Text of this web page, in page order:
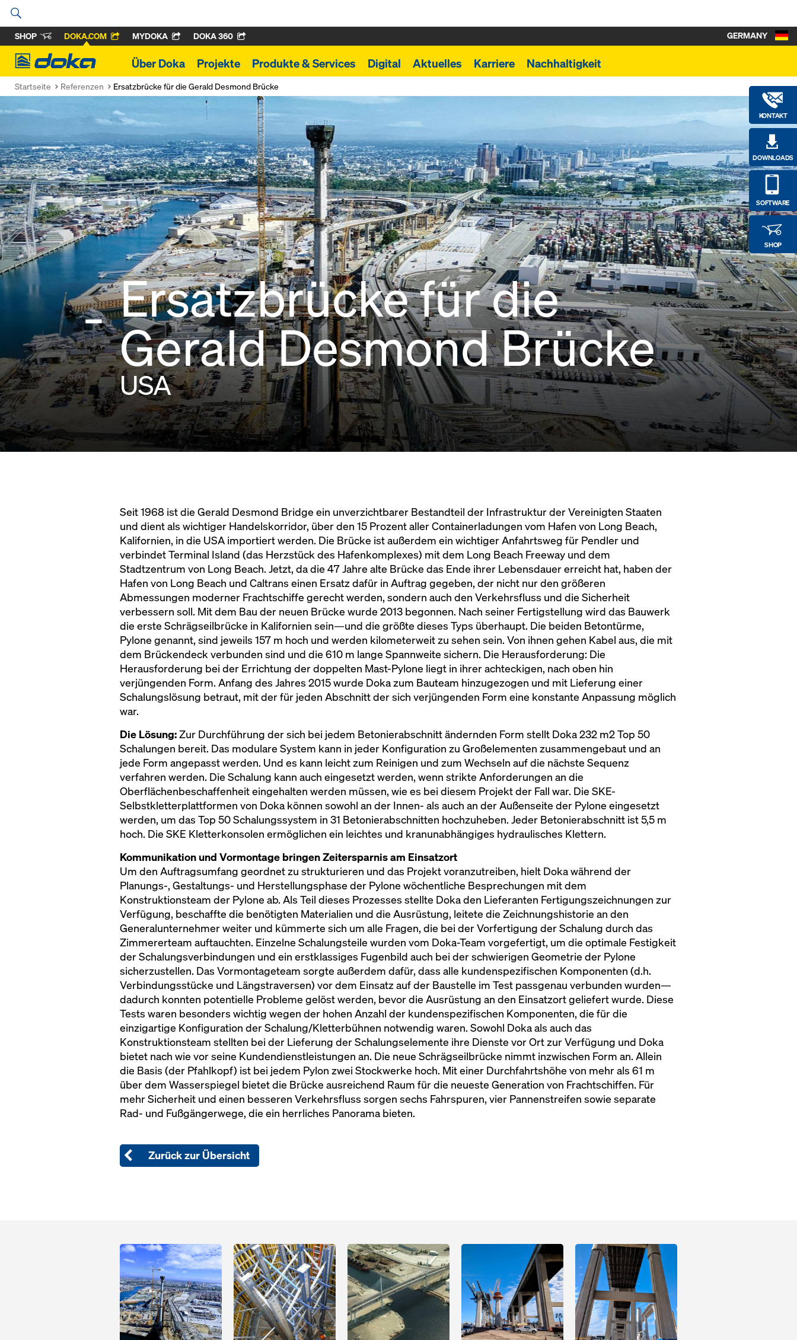
SHOP DOKA.COM MYDOKA DOKA 360
Doka
Über Doka Projekte Produkte & Services Digital Aktuelles Karriere Nachhaltigkeit
KONTAKT
DOWNLOADS
SOFTWARE
SHOP
GERMANY
Startseite Referenzen Ersatzbrücke für die Gerald Desmond Brücke
Ersatzbrücke für die
Gerald Desmond Brücke
USA
Seit 1968 ist die Gerald Desmond Bridge ein unverzichtbarer Bestandteil der Infrastruktur der Vereinigten Staaten
und dient als wichtiger Handelskorridor, über den 15 Prozent aller Containerladungen vom Hafen von Long Beach,
Kalifornien, in die USA importiert werden. Die Brücke ist außerdem ein wichtiger Anfahrtsweg für Pendler und
verbindet Terminal Island (das Herzstück des Hafenkomplexes) mit dem Long Beach Freeway und dem
Stadtzentrum von Long Beach. Jetzt, da die 47 Jahre alte Brücke das Ende ihrer Lebensdauer erreicht hat, haben der
Hafen von Long Beach und Caltrans einen Ersatz dafür in Auftrag gegeben, der nicht nur den größeren
Abmessungen moderner Frachtschiffe gerecht werden, sondern auch den Verkehrsfluss und die Sicherheit
verbessern soll. Mit dem Bau der neuen Brücke wurde 2013 begonnen. Nach seiner Fertigstellung wird das Bauwerk
die erste Schrägseilbrücke in Kalifornien sein—und die größte dieses Typs überhaupt. Die beiden Betontürme,
Pylone genannt, sind jeweils 157 m hoch und werden kilometerweit zu sehen sein. Von ihnen gehen Kabel aus, die mit
dem Brückendeck verbunden sind und die 610 m lange Spannweite sichern. Die Herausforderung: Die
Herausforderung bei der Errichtung der doppelten Mast-Pylone liegt in ihrer achteckigen, nach oben hin
verjüngenden Form. Anfang des Jahres 2015 wurde Doka zum Bauteam hinzugezogen und mit Lieferung einer
Schalungslösung betraut, mit der für jeden Abschnitt der sich verjüngenden Form eine konstante Anpassung möglich
war.
Die Lösung:Zur Durchführung der sich bei jedem Betonierabschnitt ändernden Form stellt Doka 232 m2 Top 50
Schalungen bereit. Das modulare System kann in jeder Konfiguration zu Großelementen zusammengebaut und an
jede Form angepasst werden. Und es kann leicht zum Reinigen und zum Wechseln auf die nächste Sequenz
verfahren werden. Die Schalung kann auch eingesetzt werden, wenn strikte Anforderungen an die
Oberflächenbeschaffenheit eingehalten werden müssen, wie es bei diesem Projekt der Fall war. Die SKE-
Selbstkletterplattformen von Doka können sowohl an der Innen- als auch an der Außenseite der Pylone eingesetzt
werden, um das Top 50 Schalungssystem in 31 Betonierabschnitten hochzuheben. Jeder Betonierabschnitt ist 5,5 m
hoch. Die SKE Kletterkonsolen ermöglichen ein leichtes und kranunabhängiges hydraulisches Klettern.
Kommunikation und Vormontage bringen Zeitersparnis am Einsatzort
Um den Auftragsumfang geordnet zu strukturieren und das Projekt voranzutreiben, hielt Doka während der
Planungs-, Gestaltungs- und Herstellungsphase der Pylone wöchentliche Besprechungen mit dem
Konstruktionsteam der Pylone ab. Als Teil dieses Prozesses stellte Doka den Lieferanten Fertigungszeichnungen zur
Verfügung, beschaffte die benötigten Materialien und die Ausrüstung, leitete die Zeichnungshistorie an den
Generalunternehmer weiter und kümmerte sich um alle Fragen, die bei der Vorfertigung der Schalung durch das
Zimmererteam auftauchten. Einzelne Schalungsteile wurden vom Doka-Team vorgefertigt, um die optimale Festigkeit
der Schalungsverbindungen und ein erstklassiges Fugenbild auch bei der schwierigen Geometrie der Pylone
sicherzustellen. Das Vormontageteam sorgte außerdem dafür, dass alle kundenspezifischen Komponenten (d.h.
Verbindungsstücke und Längstraversen) vor dem Einsatz auf der Baustelle im Test passgenau verbunden wurden—
dadurch konnten potentielle Probleme gelöst werden, bevor die Ausrüstung an den Einsatzort geliefert wurde. Diese
Tests waren besonders wichtig wegen der hohen Anzahl der kundenspezifischen Komponenten, die für die
einzigartige Konfiguration der Schalung/Kletterbühnen notwendig waren. Sowohl Doka als auch das
Konstruktionsteam stellten bei der Lieferung der Schalungselemente ihre Dienste vor Ort zur Verfügung und Doka
bietet nach wie vor seine Kundendienstleistungen an. Die neue Schrägseilbrücke nimmt inzwischen Form an. Allein
die Basis (der Pfahlkopf) ist bei jedem Pylon zwei Stockwerke hoch. Mit einer Durchfahrtshöhe von mehr als 61 m
über dem Wasserspiegel bietet die Brücke ausreichend Raum für die neueste Generation von Frachtschiffen. Für
mehr Sicherheit und einen besseren Verkehrsfluss sorgen sechs Fahrspuren, vier Pannenstreifen sowie separate
Rad- und Fußgängerwege, die ein herrliches Panorama bieten.
Zurück zur Übersicht
Open Open Open Open Open